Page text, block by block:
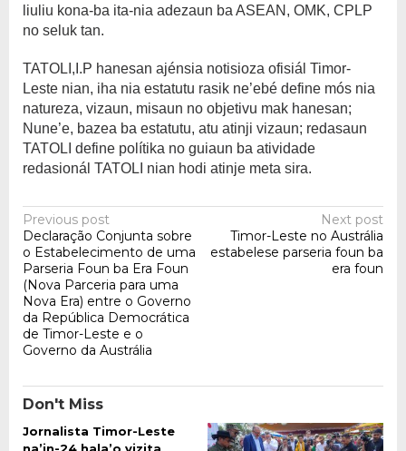
liuliu kona-ba ita-nia adezaun ba ASEAN, OMK, CPLP
no seluk tan.
TATOLI,I.P hanesan ajénsia notisioza ofisiál Timor-
Leste nian, iha nia estatutu rasik ne’ebé define mós nia
natureza, vizaun, misaun no objetivu mak hanesan;
Nune’e, bazea ba estatutu, atu atinji vizaun; redasaun
TATOLI define polítika no guiaun ba atividade
redasionál TATOLI nian hodi atinje meta sira.
Post
navigation
Previous post
Declaração Conjunta sobre
o Estabelecimento de uma
Parseria Foun ba Era Foun
(Nova Parceria para uma
Nova Era) entre o Governo
da República Democrática
de Timor-Leste e o
Governo da Austrália
Next post
Timor-Leste no Austrália
estabelese parseria foun ba
era foun
Don't Miss
Jornalista Timor-Leste